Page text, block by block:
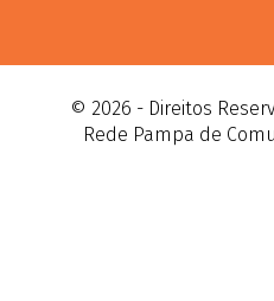
© 2026 - Direitos
Rede Pampa de